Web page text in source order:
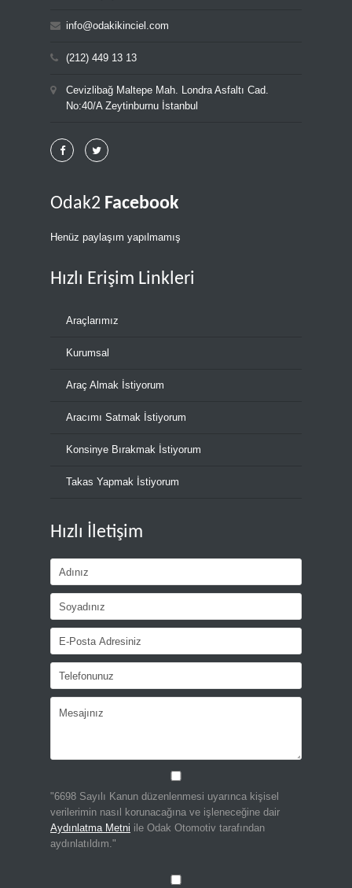
info@odakikinciel.com
(212) 449 13 13
Cevizlibağ Maltepe Mah. Londra Asfaltı Cad.
No:40/A Zeytinburnu İstanbul
Odak2 Facebook
Henüz paylaşım yapılmamış
Hızlı Erişim Linkleri
Araçlarımız
Kurumsal
Araç Almak İstiyorum
Aracımı Satmak İstiyorum
Konsinye Bırakmak İstiyorum
Takas Yapmak İstiyorum
Hızlı İletişim
"6698 Sayılı Kanun düzenlenmesi uyarınca kişisel
verilerimin nasıl korunacağına ve işleneceğine dair
Aydınlatma Metni ile Odak Otomotiv tarafından
aydınlatıldım."